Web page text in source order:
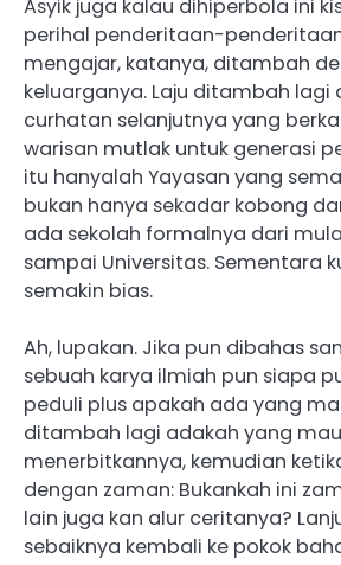
Asyik juga kalau dihiperbola ini
perihal penderitaan-
mengajar, katanya, ditambah
keluarganya. Laju ditambah lagi
curhatan selanjutnya yang
warisan mutlak untuk generasi
itu hanyalah Yayasan yang
bukan hanya sekadar kobong
ada sekolah formalnya dari
sampai Universitas. Sementara
semakin bias.
Ah, lupakan. Jika pun dibahas
sebuah karya ilmiah pun siapa
peduli plus apakah ada yang
ditambah lagi adakah yang mau
menerbitkannya, kemudian
dengan zaman: Bukankah ini
lain juga kan alur ceritanya?
sebaiknya kembali ke pokok